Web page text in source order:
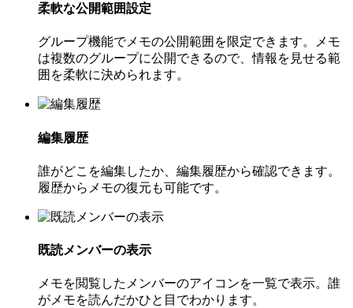
柔軟な公開範囲設定
グループ機能でメモの公開範囲を限定できます。メモ
は複数のグループに公開できるので、情報を見せる範
囲を柔軟に決められます。
編集履歴
誰がどこを編集したか、編集履歴から確認できます。
履歴からメモの復元も可能です。
既読メンバーの表示
メモを閲覧したメンバーのアイコンを一覧で表示。誰
がメモを読んだかひと目でわかります。